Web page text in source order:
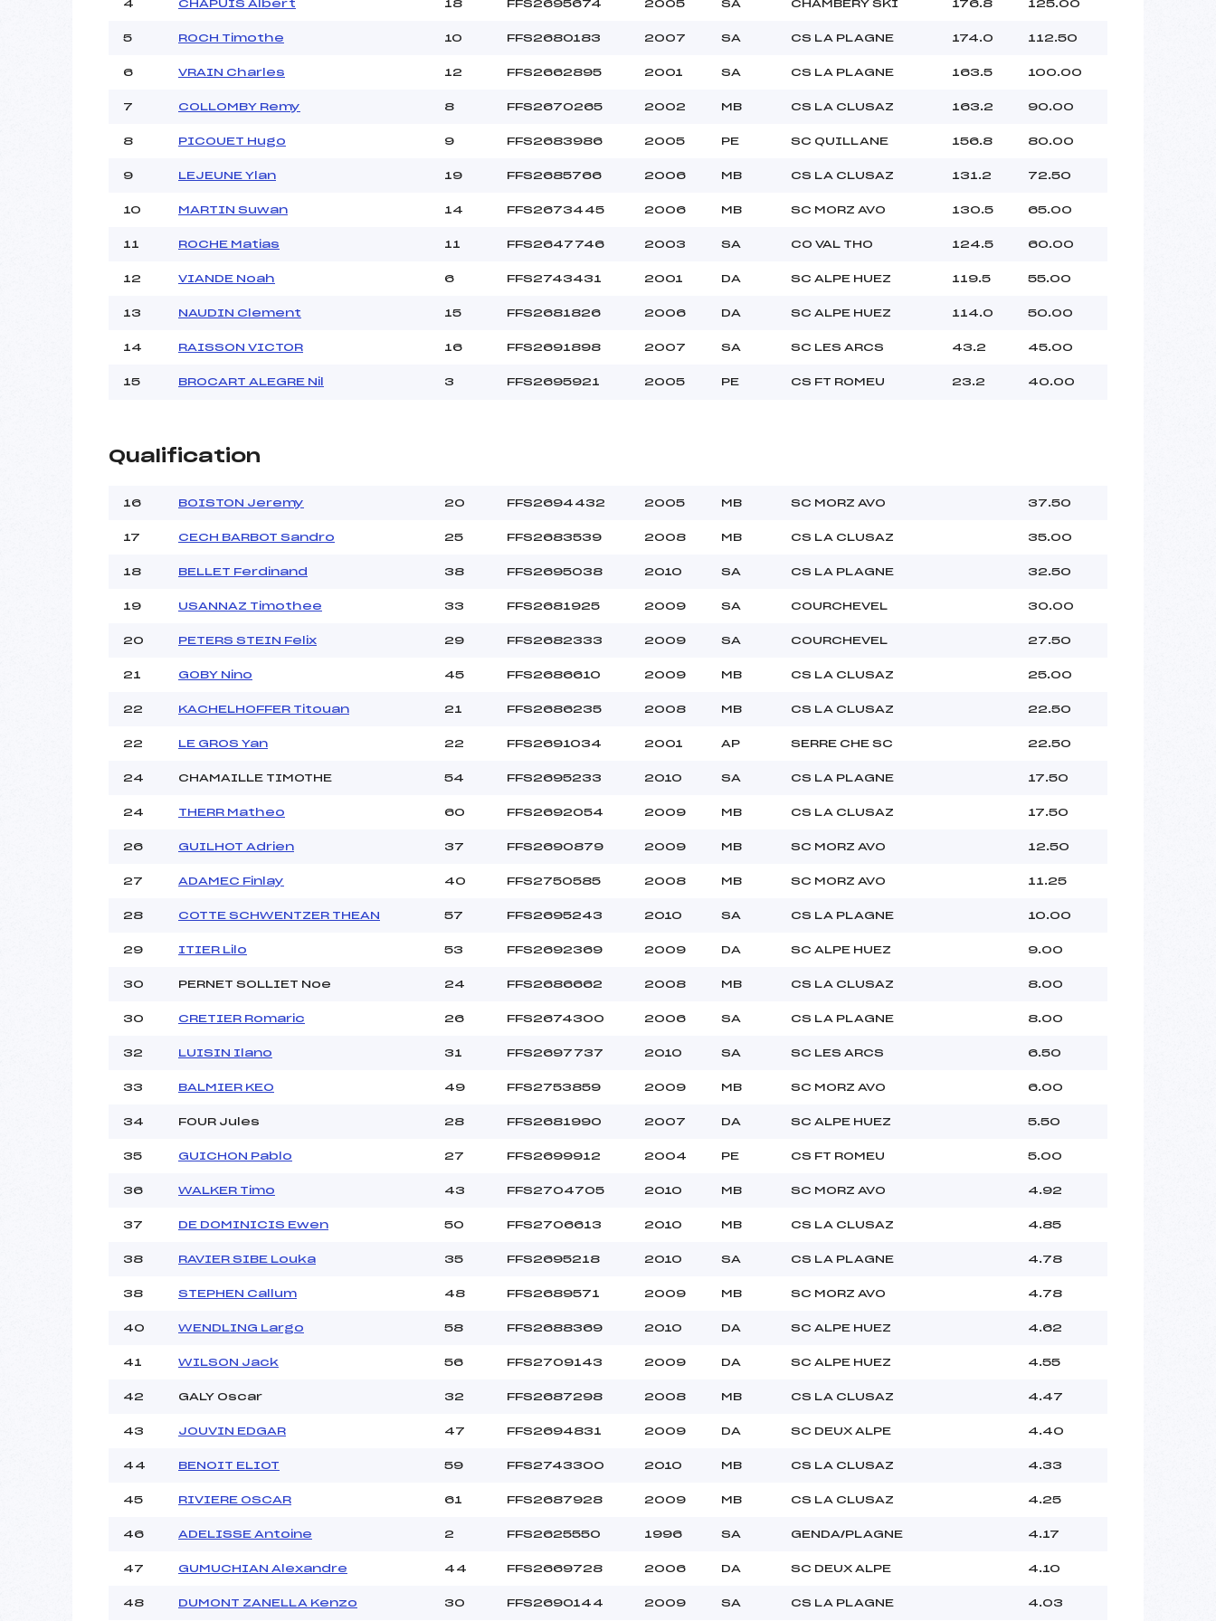
Pénalité appliquée :
250.0000
4 CHAPUIS Albert 18 FFS2695674 2005 SA CHAMBERY SKI 176.8 125.00
5 ROCH Timothe 10 FFS2680183 2007 SA CS LA PLAGNE 174.0 112.50
6 VRAIN Charles 12 FFS2662895 2001 SA CS LA PLAGNE 163.5 100.00
7 COLLOMBY Remy 8 FFS2670265 2002 MB CS LA CLUSAZ 163.2 90.00
8 PICOUET Hugo 9 FFS2683986 2005 PE SC QUILLANE 156.8 80.00
9 LEJEUNE Ylan 19 FFS2685766 2006 MB CS LA CLUSAZ 131.2 72.50
10 MARTIN Suwan 14 FFS2673445 2006 MB SC MORZ AVO 130.5 65.00
11 ROCHE Matias 11 FFS2647746 2003 SA CO VAL THO 124.5 60.00
12 VIANDE Noah 6 FFS2743431 2001 DA SC ALPE HUEZ 119.5 55.00
13 NAUDIN Clement 15 FFS2681826 2006 DA SC ALPE HUEZ 114.0 50.00
14 RAISSON VICTOR 16 FFS2691898 2007 SA SC LES ARCS 43.2 45.00
15 BROCART ALEGRE Nil 3 FFS2695921 2005 PE CS FT ROMEU 23.2 40.00
Qualification
16 BOISTON Jeremy 20 FFS2694432 2005 MB SC MORZ AVO 37.50
17 CECH BARBOT Sandro 25 FFS2683539 2008 MB CS LA CLUSAZ 35.00
18 BELLET Ferdinand 38 FFS2695038 2010 SA CS LA PLAGNE 32.50
19 USANNAZ Timothee 33 FFS2681925 2009 SA COURCHEVEL 30.00
20 PETERS STEIN Felix 29 FFS2682333 2009 SA COURCHEVEL 27.50
21 GOBY Nino 45 FFS2686610 2009 MB CS LA CLUSAZ 25.00
22 KACHELHOFFER Titouan 21 FFS2686235 2008 MB CS LA CLUSAZ 22.50
22 LE GROS Yan 22 FFS2691034 2001 AP SERRE CHE SC 22.50
24 CHAMAILLE TIMOTHE 54 FFS2695233 2010 SA CS LA PLAGNE 17.50
24 THERR Matheo 60 FFS2692054 2009 MB CS LA CLUSAZ 17.50
26 GUILHOT Adrien 37 FFS2690879 2009 MB SC MORZ AVO 12.50
27 ADAMEC Finlay 40 FFS2750585 2008 MB SC MORZ AVO 11.25
28 COTTE SCHWENTZER THEAN 57 FFS2695243 2010 SA CS LA PLAGNE 10.00
29 ITIER Lilo 53 FFS2692369 2009 DA SC ALPE HUEZ 9.00
30 PERNET SOLLIET Noe 24 FFS2686662 2008 MB CS LA CLUSAZ 8.00
30 CRETIER Romaric 26 FFS2674300 2006 SA CS LA PLAGNE 8.00
32 LUISIN Ilano 31 FFS2697737 2010 SA SC LES ARCS 6.50
33 BALMIER KEO 49 FFS2753859 2009 MB SC MORZ AVO 6.00
34 FOUR Jules 28 FFS2681990 2007 DA SC ALPE HUEZ 5.50
35 GUICHON Pablo 27 FFS2699912 2004 PE CS FT ROMEU 5.00
36 WALKER Timo 43 FFS2704705 2010 MB SC MORZ AVO 4.92
37 DE DOMINICIS Ewen 50 FFS2706613 2010 MB CS LA CLUSAZ 4.85
38 RAVIER SIBE Louka 35 FFS2695218 2010 SA CS LA PLAGNE 4.78
38 STEPHEN Callum 48 FFS2689571 2009 MB SC MORZ AVO 4.78
40 WENDLING Largo 58 FFS2688369 2010 DA SC ALPE HUEZ 4.62
41 WILSON Jack 56 FFS2709143 2009 DA SC ALPE HUEZ 4.55
42 GALY Oscar 32 FFS2687298 2008 MB CS LA CLUSAZ 4.47
43 JOUVIN EDGAR 47 FFS2694831 2009 DA SC DEUX ALPE 4.40
44 BENOIT ELIOT 59 FFS2743300 2010 MB CS LA CLUSAZ 4.33
45 RIVIERE OSCAR 61 FFS2687928 2009 MB CS LA CLUSAZ 4.25
46 ADELISSE Antoine 2 FFS2625550 1996 SA GENDA/PLAGNE 4.17
47 GUMUCHIAN Alexandre 44 FFS2669728 2006 DA SC DEUX ALPE 4.10
48 DUMONT ZANELLA Kenzo 30 FFS2690144 2009 SA CS LA PLAGNE 4.03